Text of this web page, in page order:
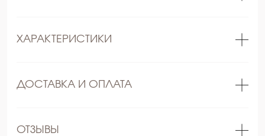
ХАРАКТЕРИСТИКИ
ДОСТАВКА И ОПЛАТА
ОТЗЫВЫ